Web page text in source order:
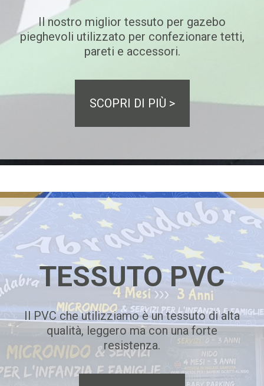
Il nostro miglior tessuto per gazebo
pieghevoli utilizzato per confezionare tetti,
pareti e accessori.
SCOPRI DI PIÙ >
TESSUTO PVC
Il PVC che utilizziamo è un tessuto di alta
qualità, leggero ma con una forte
resistenza.